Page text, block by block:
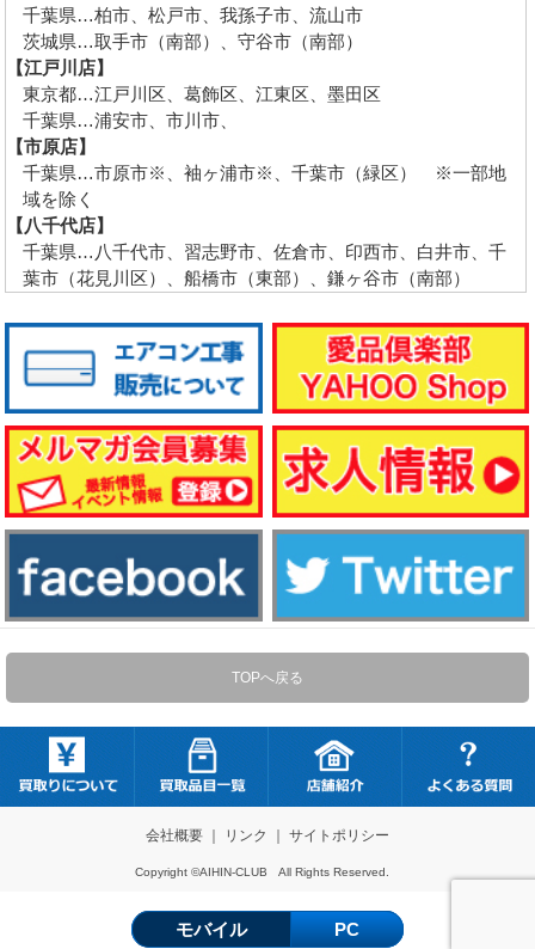
千葉県…柏市、松戸市、我孫子市、流山市
茨城県…取手市（南部）、守谷市（南部）
【江戸川店】
東京都…江戸川区、葛飾区、江東区、墨田区
千葉県…浦安市、市川市、
【市原店】
千葉県…市原市※、袖ヶ浦市※、千葉市（緑区） ※一部地
域を除く
【八千代店】
千葉県…八千代市、習志野市、佐倉市、印西市、白井市、千
葉市（花見川区）、船橋市（東部）、鎌ヶ谷市（南部）
TOPへ戻る
会社概要｜ リンク サイトポリシー
Copyright ©AIHIN-CLUB All Rights Reserved.
モバイル PC